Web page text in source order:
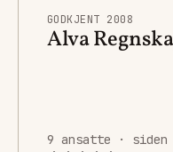
GODKJENT 2008
Alva
9 ansatte · siden